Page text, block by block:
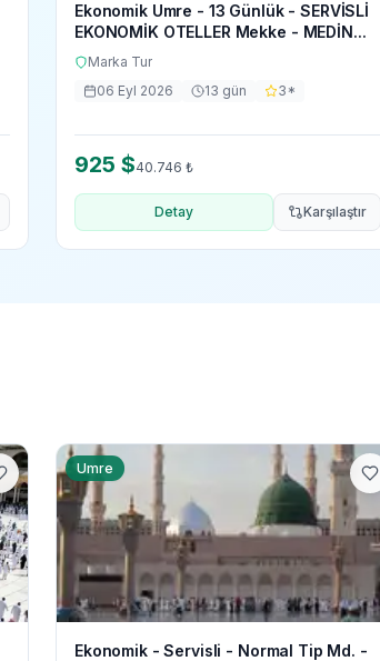
Ekonomik Umre - 13 Günlük - SERVİSLİ
EKONOMİK OTELLER Mekke - MEDİN...
Marka Tur
06 Eyl 2026
13 gün 3*
925 $40.746 ₺
Detay Karşılaştır
Umre
Ekonomik - Servisli - Normal Tip Md. -